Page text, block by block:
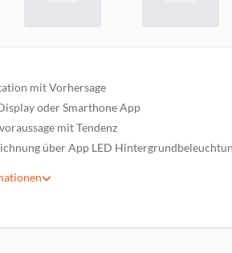
mit Vorhersage
oder Smarthone App
mit Tendenz
über App LED